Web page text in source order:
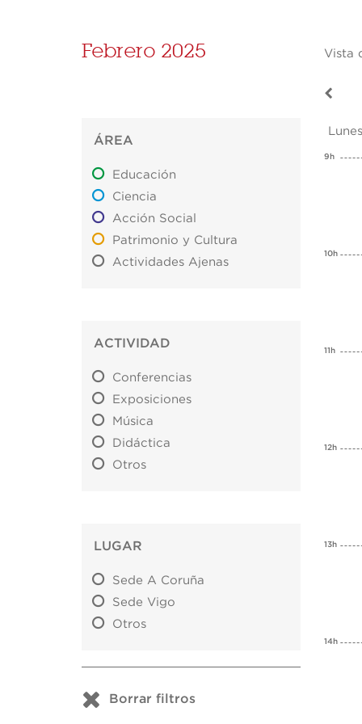
Febrero 2025 Vista
ÁREA
Educación
Ciencia
Acción Social
Patrimonio y Cultura
Actividades Ajenas
ACTIVIDAD
Conferencias
Exposiciones
Música
Didáctica
Otros
LUGAR
Sede A Coruña
Sede Vigo
Otros
Borrar filtros
9h
10h
11h
12h
13h
14h